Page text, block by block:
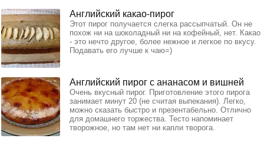
Английский какао-пирог
Этот пирог получается слегка рассыпчатый. Он не
похож ни на шоколадный ни на кофейный, нет. Какао
- это нечто другое, более нежное и легкое по вкусу.
Подавать его лучше к чаю=)
Английский пирог с ананасом и вишней
Очень вкусный пирог. Приготовление этого пирога
занимает минут 20 (не считая выпекания). Легко,
можно сказать быстро и презентабельно. Отлично
для домашнего торжества. Тесто напоминает
творожное, но там нет ни капли творога.